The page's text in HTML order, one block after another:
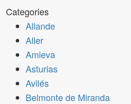
Categories
Allande
Aller
Amieva
Asturias
Avilés
Belmonte de Miranda